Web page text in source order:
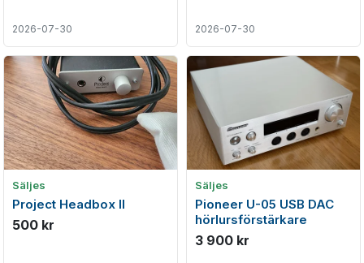
2026-07-30 2026-07-30
Säljes
Project Headbox II
500 kr
Säljes
Pioneer U-05 USB DAC
hörlursförstärkare
3 900 kr